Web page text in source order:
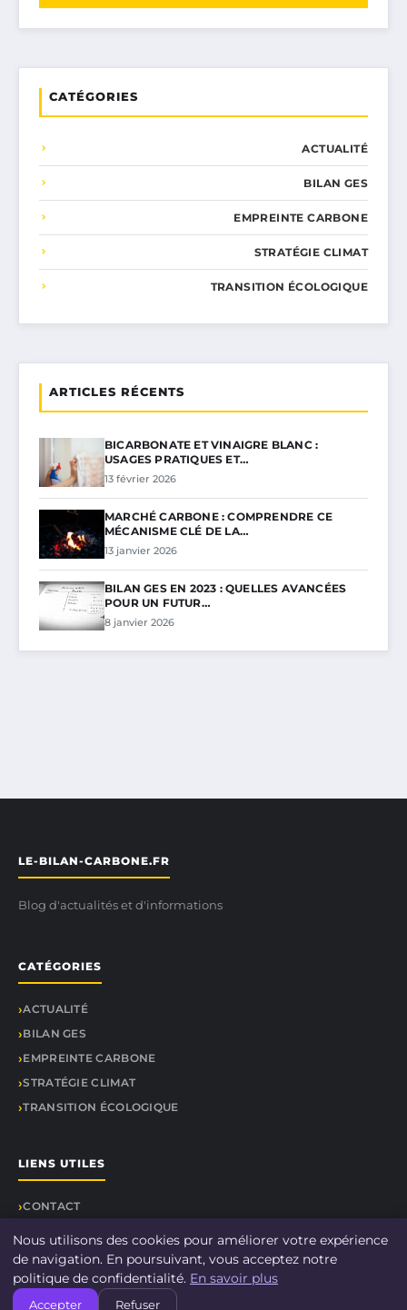
CATÉGORIES
ACTUALITÉ
BILAN GES
EMPREINTE CARBONE
STRATÉGIE CLIMAT
TRANSITION ÉCOLOGIQUE
ARTICLES RÉCENTS
BICARBONATE ET VINAIGRE BLANC :
USAGES PRATIQUES ET…
13 février 2026
MARCHÉ CARBONE : COMPRENDRE CE
MÉCANISME CLÉ DE LA…
13 janvier 2026
BILAN GES EN 2023 : QUELLES AVANCÉES
POUR UN FUTUR…
8 janvier 2026
LE-BILAN-CARBONE.FR
Blog d'actualités et d'informations
CATÉGORIES
ACTUALITÉ
BILAN GES
EMPREINTE CARBONE
STRATÉGIE CLIMAT
TRANSITION ÉCOLOGIQUE
LIENS UTILES
CONTACT
© 2026 Le-bilan-carbone.fr. Tous droits réservés.
Nous utilisons des cookies pour améliorer votre expérience
de navigation. En poursuivant, vous acceptez notre
politique de confidentialité. En savoir plus
Accepter Refuser